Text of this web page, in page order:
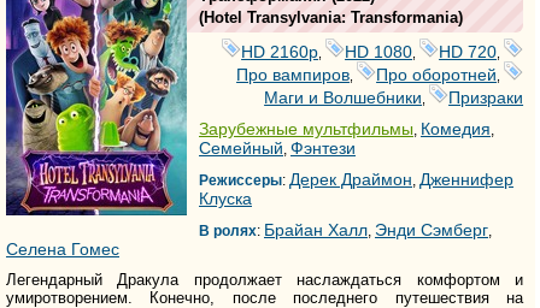
(Hotel Transylvania: Transformania)
HD 2160р HD 1080 HD 720
Про вампиров Про оборотней
Маги и Волшебники
Призраки
Зарубежные мультфильмы, Комедия,
Семейный, Фэнтези
Режиссеры: Дерек Драймон, Дженнифер
Клуска
В ролях: Брайан Халл, Энди Сэмберг,
Селена Гомес
Легендарный Дракула продолжает наслаждаться комфортом и
умиротворением. Конечно, после последнего путешествия на